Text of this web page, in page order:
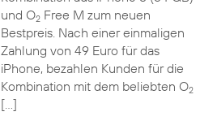
und O2Free M zum neuen
Bestpreis. Nach einer einmaligen
Zahlung von 49 Euro für das
iPhone, bezahlen Kunden für die
Kombination mit dem beliebten O2
[…]